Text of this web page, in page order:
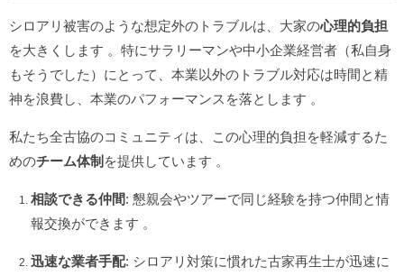
シロアリ被害のような想定外のトラブルは、大家の心理的負担
を大きくします 。特にサラリーマンや中小企業経営者（私自身
もそうでした）にとって、本業以外のトラブル対応は時間と精
神を浪費し、本業のパフォーマンスを落とします 。
私たち全古協のコミュニティは、この心理的負担を軽減するた
めのチーム体制 を提供しています 。
相談できる仲間: 懇親会やツアーで同じ経験を持つ仲間と情
報交換ができます 。
迅速な業者手配: シロアリ対策に慣れた古家再生士が迅速に